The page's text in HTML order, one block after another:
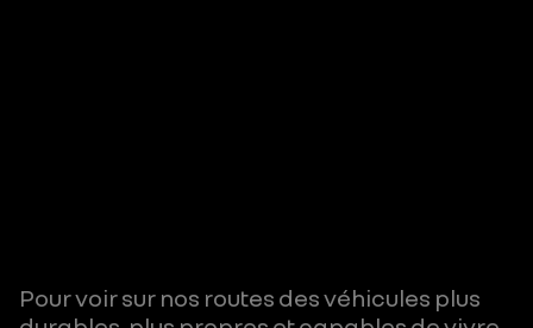
Pour voir sur nos routes des véhicules plus